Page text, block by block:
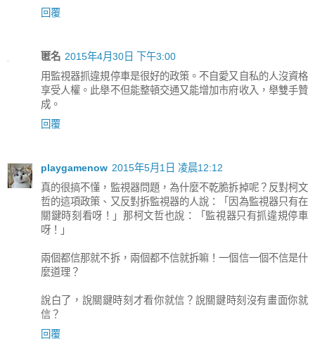
回覆
匿名 2015年4月30日 下午3:00
用監視器抓違規停車是很好的政策。不自愛又自私的人沒資格
享受人權。此舉不但能整頓交通又能增加市府收入，舉雙手贊
成。
回覆
playgamenow 2015年5月1日 凌晨12:12
真的很搞不懂，監視器問題，為什麼不乾脆拆掉呢？反對柯文
哲的這項政策、又反對拆監視器的人說：「因為監視器只有在
關鍵時刻看呀！」那柯文哲也說：「監視器只有抓違規停車
呀！」
兩個都信那就不拆，兩個都不信就拆嘛！一個信一個不信是什
麼道理？
說白了，說關鍵時刻才看你就信？說關鍵時刻沒有畫面你就
信？
回覆